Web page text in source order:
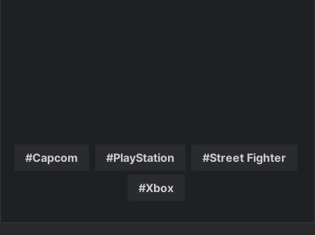
Capcom PlayStation Street Fighter
Xbox